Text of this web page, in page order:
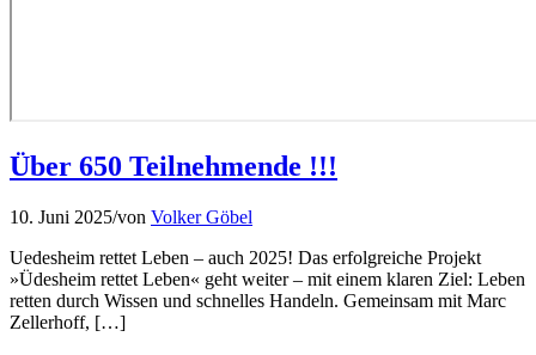
Über 650 Teilnehmende !!!
10. Juni 2025/von Volker Göbel
Uedesheim rettet Leben – auch 2025! Das erfolgreiche Projekt
»Üdesheim rettet Leben« geht weiter – mit einem klaren Ziel: Leben
retten durch Wissen und schnelles Handeln. Gemeinsam mit Marc
Zellerhoff, […]